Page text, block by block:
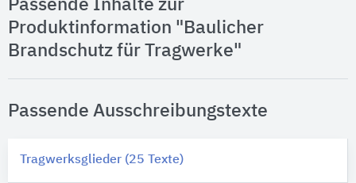
Passende Inhalte zur
Produktinformation "Baulicher
Brandschutz für Tragwerke"
Passende Ausschreibungstexte
Tragwerksglieder (25 Texte)